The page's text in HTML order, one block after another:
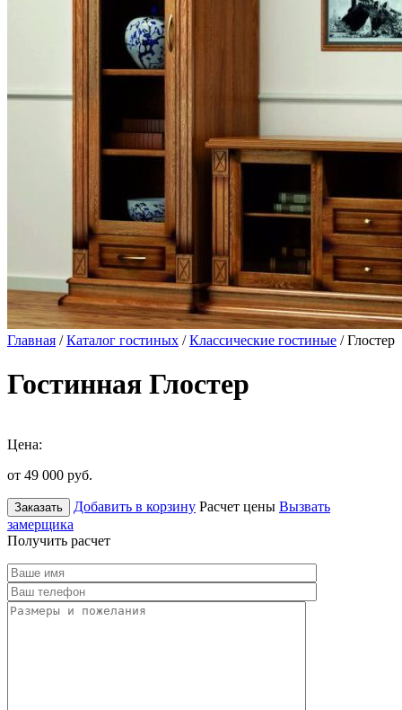
Главная /Каталог гостиных /Классические гостиные / Глостер
Гостинная Глостер
Цена:
от 49 000 руб.
Заказать Добавить в корзину Расчет цены Вызвать
замерщика
Получить расчет